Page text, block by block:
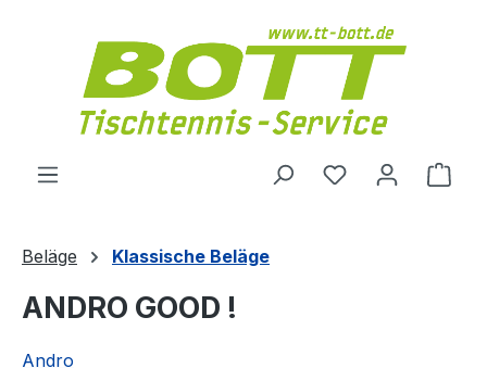
Du hast 0
Beläge Klassische Beläge
ANDRO GOOD !
Andro